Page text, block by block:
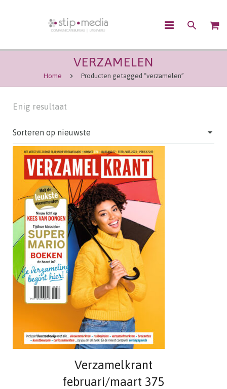
CONTENTMARKETING
COMMUNICATIE
UITGEVEN
WEBSHOP
CONTACT
VERZAMELEN
Home Producten getagged “verzamelen”
Enig resultaat
Verzamelkrant
februari/maart 375